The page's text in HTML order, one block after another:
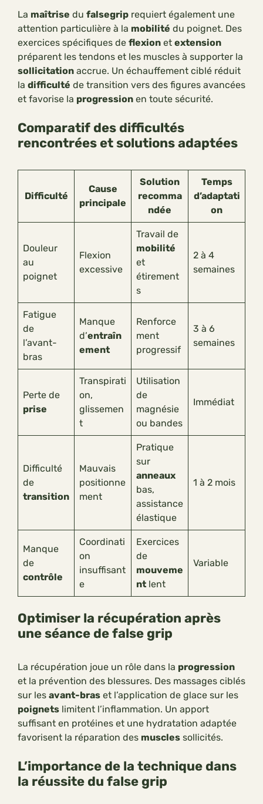
La maîtrise du falsegrip requiert également une
attention particulière à la mobilité du poignet. Des
exercices spécifiques de flexion et extension
préparent les tendons et les muscles à supporter la
sollicitation accrue. Un échauffement ciblé réduit
la difficulté de transition vers des figures avancées
et favorise la progression en toute sécurité.
Comparatif des difficultés
rencontrées et solutions adaptées
Difficulté
Cause
principale
Solution
recomma
ndée
Temps
d’adaptati
on
Douleur
au
poignet
Flexion
excessive
Travail de
mobilité
et
étirement
s
2 à 4
semaines
Fatigue
de
l’avant-
bras
Manque
d’entraîn
ement
Renforce
ment
progressif
3 à 6
semaines
Perte de
prise
Transpirati
on,
glissemen
t
Utilisation
de
magnésie
ou bandes
Immédiat
Difficulté
de
transition
Mauvais
positionne
ment
Pratique
sur
anneaux
bas,
assistance
élastique
1 à 2 mois
Manque
de
contrôle
Coordinati
on
insuffisant
e
Exercices
de
mouveme
nt lent
Variable
Optimiser la récupération après
une séance de false grip
La récupération joue un rôle dans la progression
et la prévention des blessures. Des massages ciblés
sur les avant-bras et l’application de glace sur les
poignets limitent l’inflammation. Un apport
suffisant en protéines et une hydratation adaptée
favorisent la réparation des muscles sollicités.
L’importance de la technique dans
la réussite du false grip